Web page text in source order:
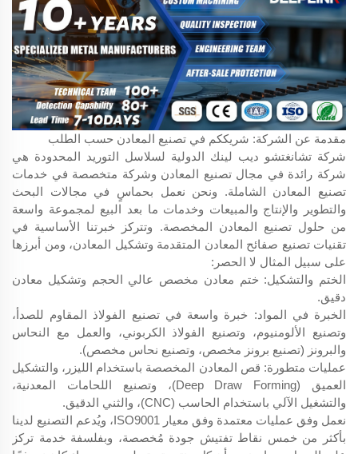
مقدمة عن الشركة: شريككم في تصنيع المعادن حسب الطلب
شركة تشانغتشو ديب لينك الدولية لسلاسل التوريد المحدودة هي
شركة رائدة في مجال تصنيع المعادن وشركة متخصصة في خدمات
تصنيع المعادن الشاملة. ونحن نعمل بحماسٍ في مجالات البحث
والتطوير والإنتاج والمبيعات وخدمات ما بعد البيع لمجموعة واسعة
من حلول تصنيع المعادن المخصصة. وتتركز خبرتنا الأساسية في
تقنيات تصنيع صفائح المعادن المتقدمة وتشكيل المعادن، ومن أبرزها
على سبيل المثال لا الحصر:
الختم والتشكيل: ختم معادن مخصص عالي الحجم وتشكيل معادن
دقيق.
الخبرة في المواد: خبرة واسعة في تصنيع الفولاذ المقاوم للصدأ،
وتصنيع الألومنيوم، وتصنيع الفولاذ الكربوني، والعمل مع النحاس
والبرونز (تصنيع برونز مخصص، وتصنيع نحاس مخصص).
عمليات متطورة: قص المعادن المخصصة باستخدام الليزر، والتشكيل
العميق (Deep Draw Forming)، وتصنيع اللحامات المعدنية،
والتشغيل الآلي باستخدام الحاسب (CNC)، والثني الدقيق.
نعمل وفق عمليات معتمدة وفق معيار ISO9001، ويُدعم التصنيع لدينا
بأكثر من خمس نقاط تفتيش جودة مُخصصة، وبفلسفة خدمة تركز